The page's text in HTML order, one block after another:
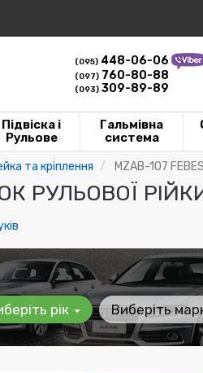
(095) 448-06-06
(097) 760-80-88
(093) 309-89-89
Підвіска і
Рульове
Гальмівна
система
та кріплення MZAB-107
РУЛЬОВОЇ РІЙКИ
рік Виберіть